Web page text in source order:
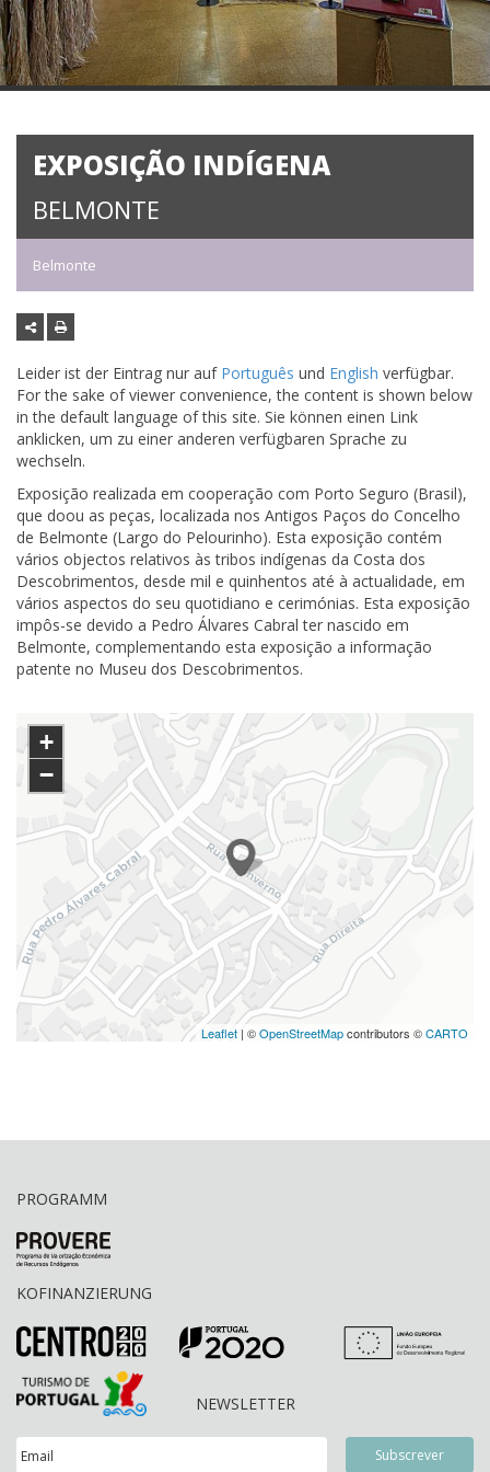
EXPOSIÇÃO INDÍGENA
BELMONTE
Belmonte
Leider ist der Eintrag nur auf Português und English verfügbar.
For the sake of viewer convenience, the content is shown below
in the default language of this site. Sie können einen Link
anklicken, um zu einer anderen verfügbaren Sprache zu
wechseln.
Exposição realizada em cooperação com Porto Seguro (Brasil),
que doou as peças, localizada nos Antigos Paços do Concelho
de Belmonte (Largo do Pelourinho). Esta exposição contém
vários objectos relativos às tribos indígenas da Costa dos
Descobrimentos, desde mil e quinhentos até à actualidade, em
vários aspectos do seu quotidiano e cerimónias. Esta exposição
impôs-se devido a Pedro Álvares Cabral ter nascido em
Belmonte, complementando esta exposição a informação
patente no Museu dos Descobrimentos.
+
−
Leaflet | ©OpenStreetMapcontributors ©CARTO
PROGRAMM
KOFINANZIERUNG
NEWSLETTER